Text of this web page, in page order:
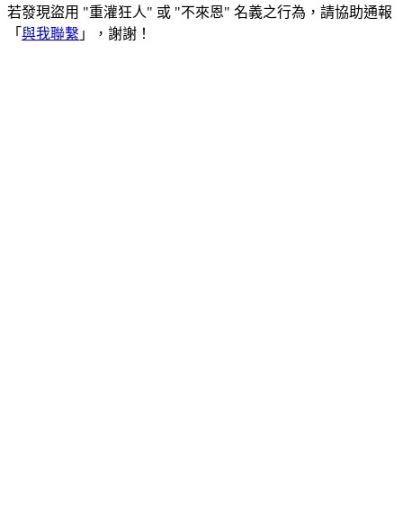
若發現盜用 "重灌狂人" 或 "不來恩" 名義之行為，請協助通報
「 與我聯繫 」，謝謝！